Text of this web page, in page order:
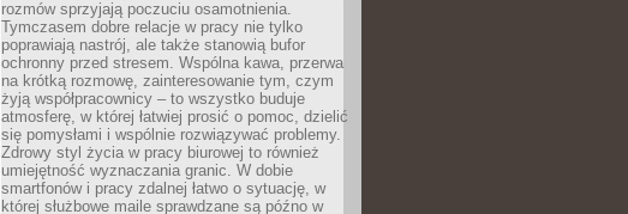
rozmów sprzyjają poczuciu osamotnienia.
Tymczasem dobre relacje w pracy nie tylko
poprawiają nastrój, ale także stanowią bufor
ochronny przed stresem. Wspólna kawa, przerwa
na krótką rozmowę, zainteresowanie tym, czym
żyją współpracownicy – to wszystko buduje
atmosferę, w której łatwiej prosić o pomoc, dzielić
się pomysłami i wspólnie rozwiązywać problemy.
Zdrowy styl życia w pracy biurowej to również
umiejętność wyznaczania granic. W dobie
smartfonów i pracy zdalnej łatwo o sytuację, w
której służbowe maile sprawdzane są późno w